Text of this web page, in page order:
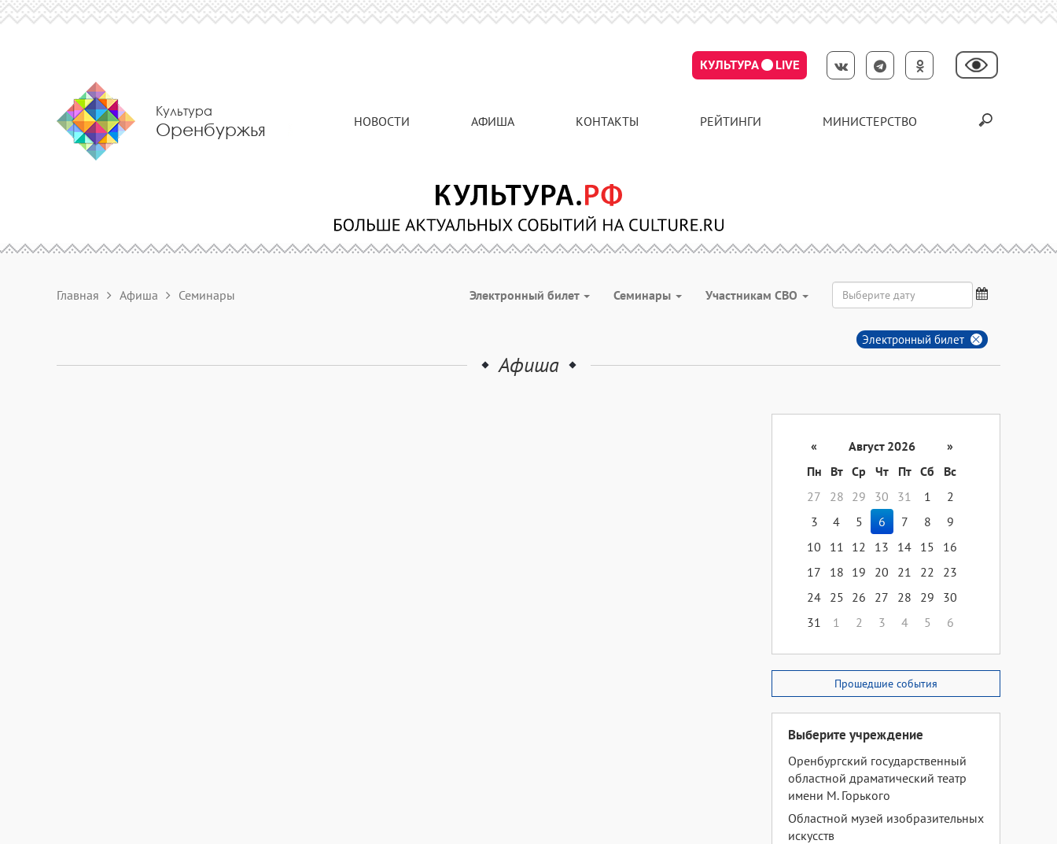
КУЛЬТУРА LIVE
Культура
Оренбуржья НОВОСТИ АФИША КОНТАКТЫ РЕЙТИНГИ МИНИСТЕРСТВО
Главная Афиша Семинары Электронный билет Семинары Участникам СВО
Электронный билет
Афиша
« Август 2026
»
Пн
Вт Ср Чт Пт Сб
Вс
27
28 29 30 31 1
2
3
4 5 6 7 8
9
10
11 12 13 14 15
16
17
18 19 20 21 22
23
24 25 26 27 28 29
30
31
1 2 3 4 5 6
Прошедшие события
Выберите учреждение
Оренбургский государственный
областной драматический театр
имени М. Горького
Областной музей изобразительных
искусств